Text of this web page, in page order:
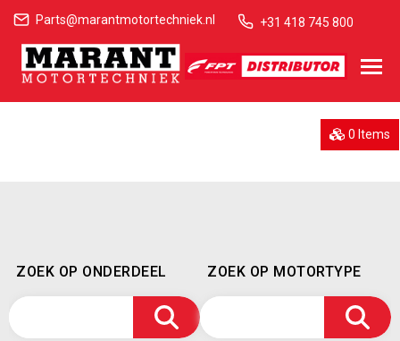
Parts@marantmotortechniek.nl +31 418 745 800
0 Items
ZOEK OP ONDERDEEL ZOEK OP MOTORTYPE